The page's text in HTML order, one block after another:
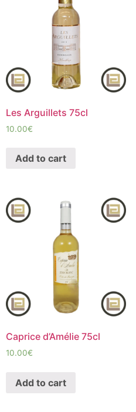
Les Arguillets 75cl
10.00€
Add to cart
Caprice d’Amélie 75cl
10.00€
Add to cart